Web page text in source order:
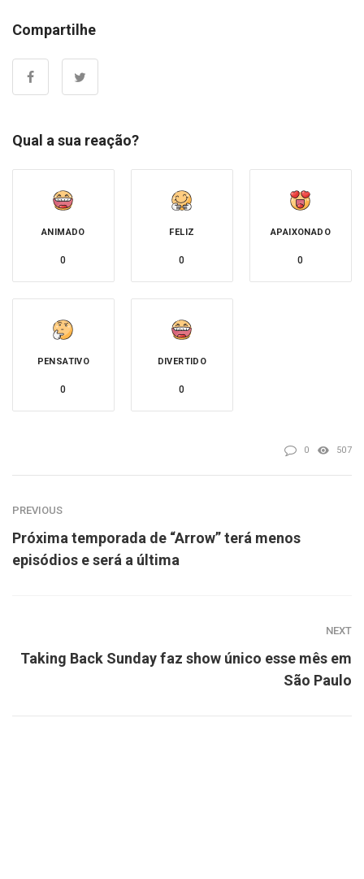
Compartilhe
Qual a sua reação?
ANIMADO
0
FELIZ
0
APAIXONADO
0
PENSATIVO
0
DIVERTIDO
0
0 507
PREVIOUS
Próxima temporada de “Arrow” terá menos
episódios e será a última
NEXT
Taking Back Sunday faz show único esse mês em
São Paulo